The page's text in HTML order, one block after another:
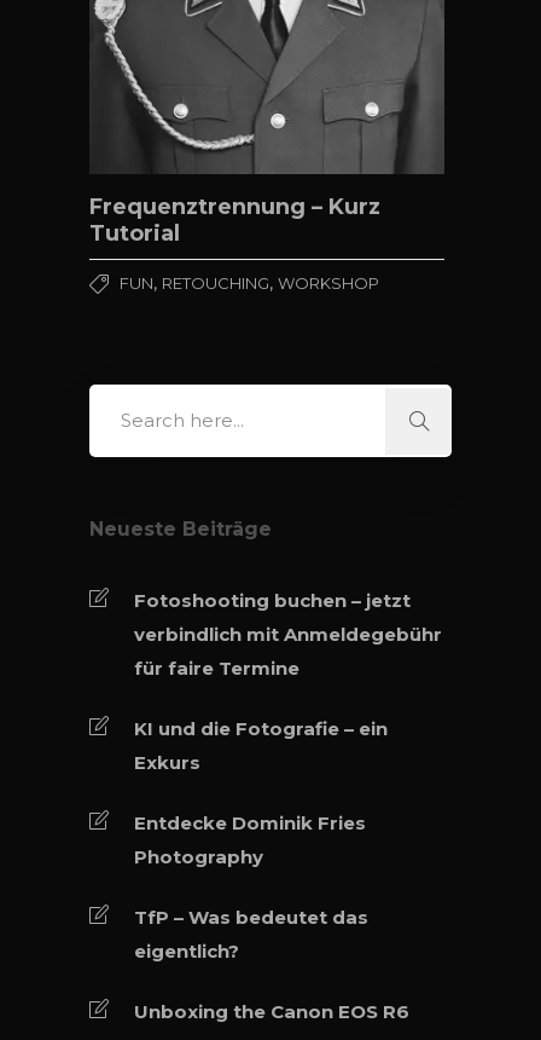
Frequenztrennung – Kurz
Tutorial
FUN, RETOUCHING, WORKSHOP
Neueste Beiträge
Fotoshooting buchen – jetzt
verbindlich mit Anmeldegebühr
für faire Termine
KI und die Fotografie – ein
Exkurs
Entdecke Dominik Fries
Photography
TfP – Was bedeutet das
eigentlich?
Unboxing the Canon EOS R6